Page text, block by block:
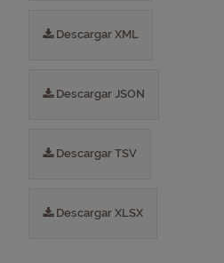
Descargar XML
Descargar JSON
Descargar TSV
Descargar XLSX